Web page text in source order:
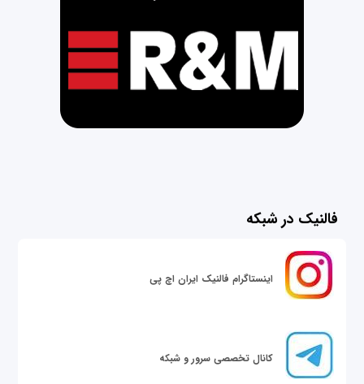
فالنیک در شبکه
اینستاگرام فالنیک ایران اچ پی
کانال تخصصی سرور و شبکه